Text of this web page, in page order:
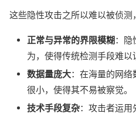
这些隐性攻击之所以难以被侦测
正常与异常的界限模糊：隐
为，使得传统检测手段难以
数据量庞大：在海量的网
很小，使得其不易被察觉。
技术手段复杂：攻击者运